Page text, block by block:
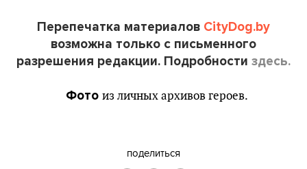
Перепечатка материалов CityDog.by
возможна только с письменного
разрешения редакции. Подробности здесь.
Фото из личных архивов героев.
поделиться